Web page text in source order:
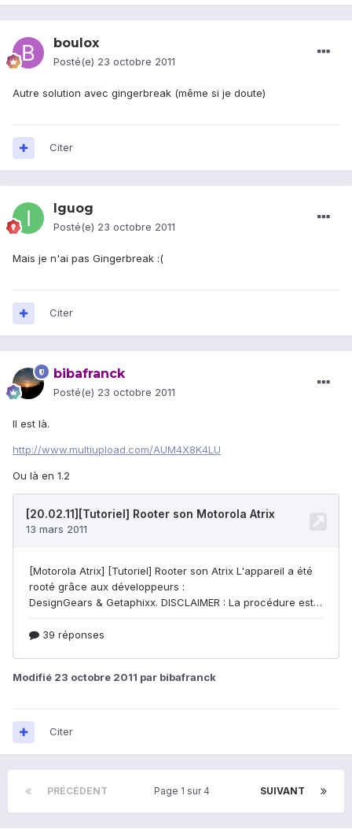
boulox
Posté(e) 23 octobre 2011
Autre solution avec gingerbreak (même si je doute)
Citer
Iguog
Posté(e) 23 octobre 2011
Mais je n'ai pas Gingerbreak :(
Citer
bibafranck
Posté(e) 23 octobre 2011
Il est là.
http://www.multiupload.com/AUM4X8K4LU
Ou là en 1.2
Modifié 23 octobre 2011 par bibafranck
Citer
PRÉCÉDENT SUIVANT
Page 1 sur 4